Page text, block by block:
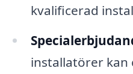
kvalificerad
installatörer